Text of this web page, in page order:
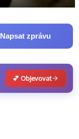
Napsat zprávu
💕 Objevovat